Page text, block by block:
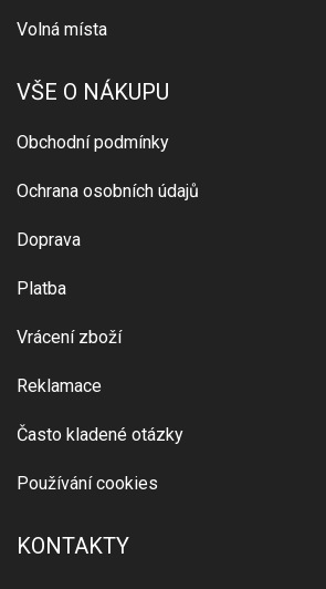
Volná místa
VŠE O NÁKUPU
Obchodní podmínky
Ochrana osobních údajů
Doprava
Platba
Vrácení zboží
Reklamace
Často kladené otázky
Používání cookies
KONTAKTY